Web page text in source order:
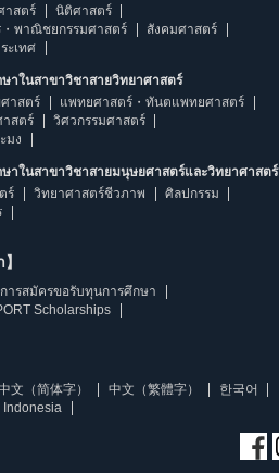
าสตร์
นิติศาสตร์
・พาณิชยกรรมศาสตร์
สังคมศาสตร์
ะเทศ
าในสาขาวิชาสายวิทยาศาสตร์
าสตร์
แพทยศาสตร์・ทันตแพทยศาสตร์
สตร์
วิศวกรรมศาสตร์
มง
าในสาขาวิชาสายมนุษยศาสตร์และวิทยาศาสตร์
ร์
วิทยาศาสตร์ชีวภาพ
ศิลปกรรม
การสมัครขอรับทุนการศึกษา
Scholarships
文（简体字） 中文（繁體字）
한국어
Indonesia